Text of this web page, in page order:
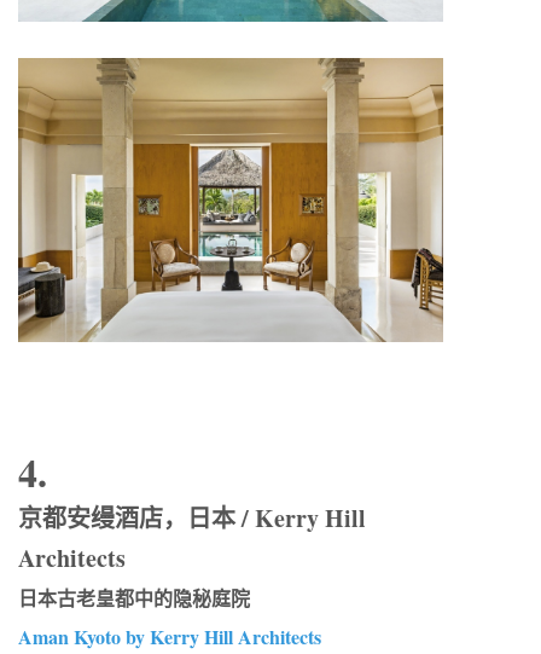
4.
京都安缦酒店，日本 / Kerry Hill
Architects
日本古老皇都中的隐秘庭院
Aman Kyoto by Kerry Hill Architects